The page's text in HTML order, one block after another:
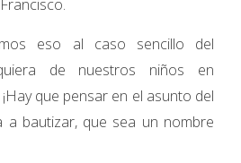
eso al caso sencillo del
de nuestros niños en
que pensar en el asunto del
a bautizar, que sea un nombre